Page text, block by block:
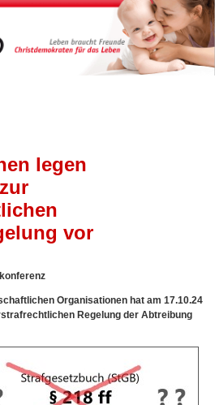
legen
vor
Organisationen hat am 17.10.24
Regelung der Abtreibung